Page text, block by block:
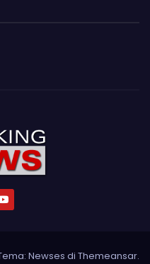
Newses di Themeansar.